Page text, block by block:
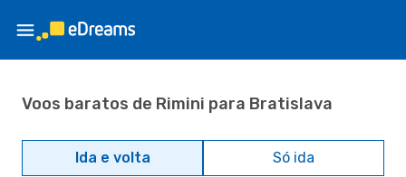
Voos baratos de Rimini para Bratislava
Ida e volta Só ida